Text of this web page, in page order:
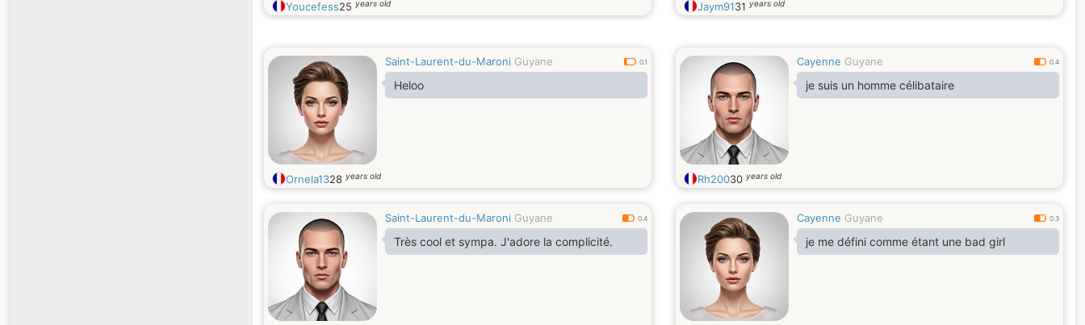
Youcefess25 years old Jaym9131 years old
Saint-Laurent-du-Maroni Guyane 0.1
Heloo
Ornela1328 years old
Cayenne Guyane 0.4
je suis un homme célibataire
Rh20030 years old
Saint-Laurent-du-Maroni Guyane 0.4
Très cool et sympa. J'adore la complicité.
Cayenne Guyane 0.3
je me défini comme étant une bad girl